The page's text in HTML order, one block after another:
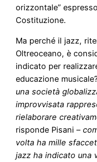
orizzontale”
Costituzione.
Ma perché il jazz,
Oltreoceano, è
indicato per
educazione
una società
improvvisata
rielaborare
risponde Pisani –
volta ha mille
jazz ha indicato una